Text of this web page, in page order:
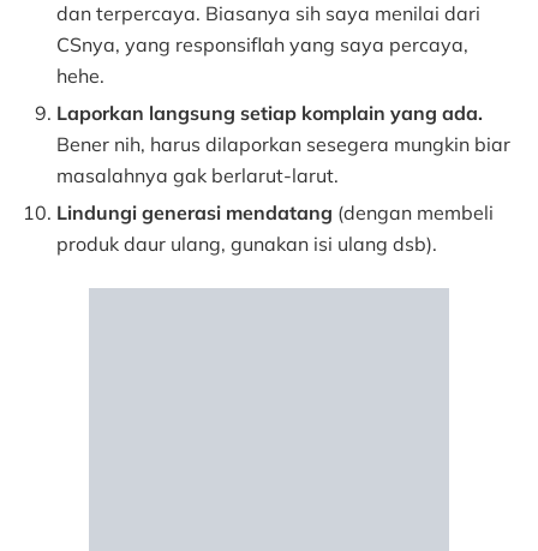
dan terpercaya. Biasanya sih saya menilai dari
CSnya, yang responsiflah yang saya percaya,
hehe.
Laporkan langsung setiap komplain yang ada.
Bener nih, harus dilaporkan sesegera mungkin biar
masalahnya gak berlarut-larut.
Lindungi generasi mendatang (dengan membeli
produk daur ulang, gunakan isi ulang dsb).